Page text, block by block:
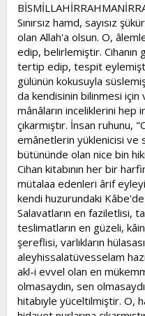
Sınırsız hamd, sayısız
olan Allah'a olsun. O,
edip, belirlemiştir.
tertip edip, tespit
gülünün kokusuyla
da kendisinin bilinmesi için
mânâların inceliklerini hep
çıkarmıştır. İnsan ruhunu,
emânetlerin yüklenicisi ve
bütününde olan nice bin
Cihan kitabının her bir
mütalaa edenleri ârif
kendi huzurundaki
Salavatların en faziletlisi,
teslimatların en güzeli,
şereflisi, varlıkların
aleyhissalatüvesselam
akl-i evvel olan en
olmasaydın, sen
hitabıyle yüceltilmiştir. O,